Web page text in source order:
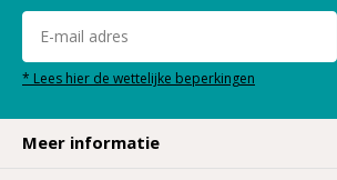
* Lees hier de wettelijke beperkingen
Meer informatie